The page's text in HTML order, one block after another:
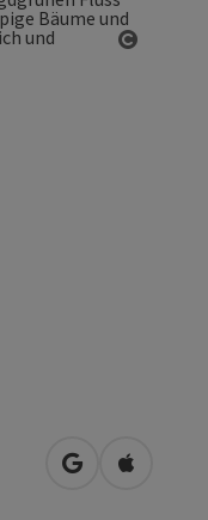
in Googlein Apple